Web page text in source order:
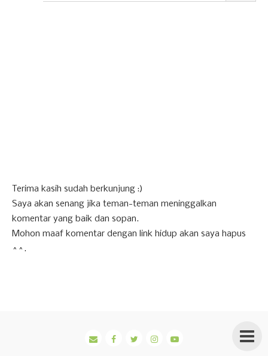
Terima kasih sudah berkunjung :)
Saya akan senang jika teman-teman meninggalkan
komentar yang baik dan sopan.
Mohon maaf komentar dengan link hidup akan saya hapus
^^.